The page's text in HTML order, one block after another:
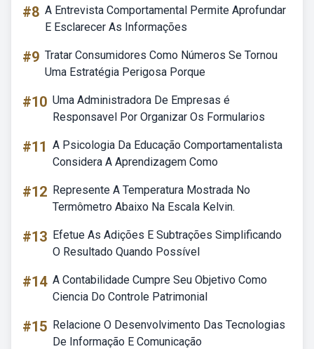
#8 A Entrevista Comportamental Permite Aprofundar
E Esclarecer As Informações
#9 Tratar Consumidores Como Números Se Tornou
Uma Estratégia Perigosa Porque
#10 Uma Administradora De Empresas é
Responsavel Por Organizar Os Formularios
#11 A Psicologia Da Educação Comportamentalista
Considera A Aprendizagem Como
#12 Represente A Temperatura Mostrada No
Termômetro Abaixo Na Escala Kelvin.
#13 Efetue As Adições E Subtrações Simplificando
O Resultado Quando Possível
#14 A Contabilidade Cumpre Seu Objetivo Como
Ciencia Do Controle Patrimonial
#15 Relacione O Desenvolvimento Das Tecnologias
De Informação E Comunicação